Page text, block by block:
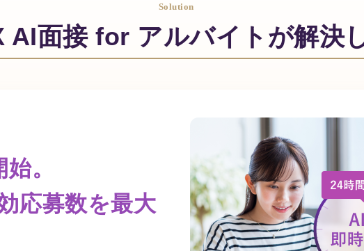
Solution
AI面接 for アルバイトが解決
。
応募数を最大